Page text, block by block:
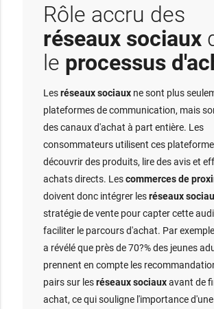
Rôle accru des
réseaux sociaux
le processus
Lesréseaux sociaux ne sont plus
plateformes de communication, mais
des canaux d'achat à part entière. Les
consommateurs utilisent ces
découvrir des produits, lire des avis et
achats directs. Lescommerces de
doivent donc intégrer lesréseaux
stratégie de vente pour capter cette
faciliter le parcours d'achat. Par
a révélé que près de 70?% des jeunes
prennent en compte les
pairs sur lesréseaux sociauxavant de
achat, ce qui souligne l'importance